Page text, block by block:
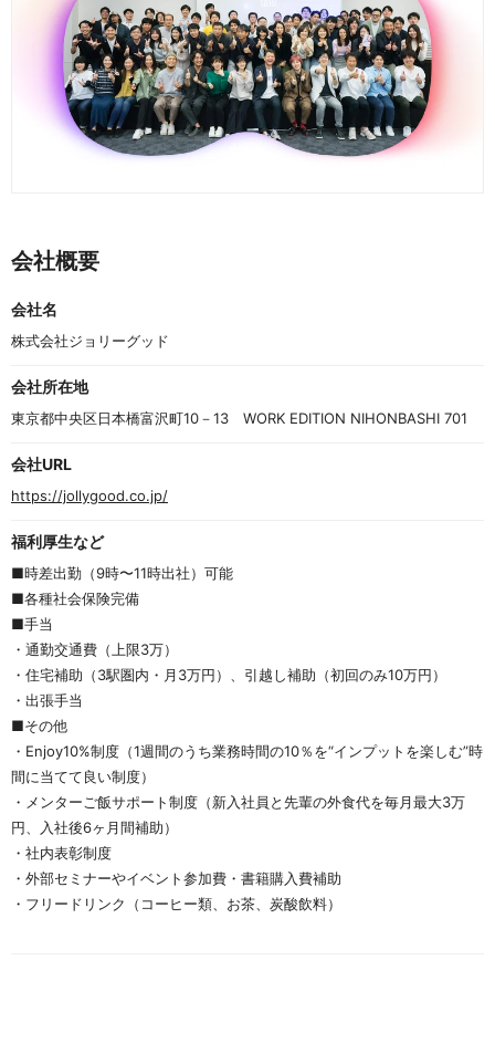
会社概要
会社名
株式会社ジョリーグッド
会社所在地
東京都中央区日本橋富沢町10－13　WORK EDITION NIHONBASHI 701
会社URL
https://jollygood.co.jp/
福利厚生など
■時差出勤（9時〜11時出社）可能
■各種社会保険完備
■手当
・通勤交通費（上限3万）
・住宅補助（3駅圏内・月3万円）、引越し補助（初回のみ10万円）
・出張手当
■その他
・Enjoy10%制度（1週間のうち業務時間の10％を“インプットを楽しむ”時
間に当てて良い制度）
・メンターご飯サポート制度（新入社員と先輩の外食代を毎月最大3万
円、入社後6ヶ月間補助）
・社内表彰制度
・外部セミナーやイベント参加費・書籍購入費補助
・フリードリンク（コーヒー類、お茶、炭酸飲料）